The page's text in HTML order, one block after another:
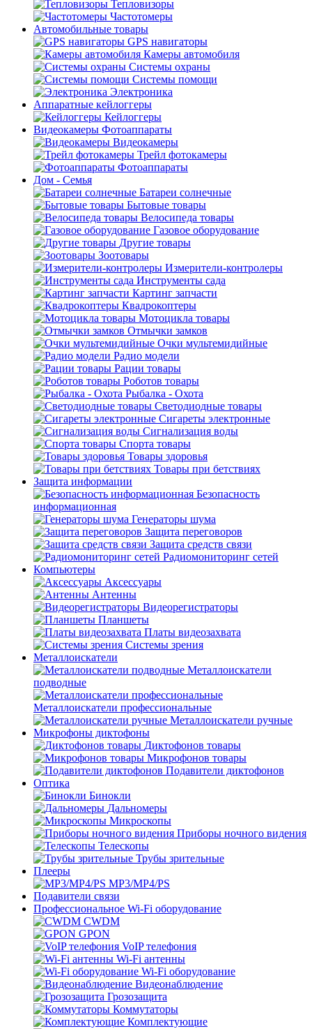
Тепловизоры
Частотомеры
Автомобильные товары
GPS навигаторы
Камеры автомобиля
Системы охраны
Системы помощи
Электроника
Аппаратные кейлоггеры
Кейлоггеры
Видеокамеры Фотоаппараты
Видеокамеры
Трейл фотокамеры
Фотоаппараты
Дом - Семья
Батареи солнечные
Бытовые товары
Велосипеда товары
Газовое оборудование
Другие товары
Зоотовары
Измерители-контролеры
Инструменты сада
Картинг запчасти
Квадрокоптеры
Мотоцикла товары
Отмычки замков
Очки мультемидийные
Радио модели
Рации товары
Роботов товары
Рыбалка - Охота
Светодиодные товары
Сигареты электронные
Сигнализация воды
Спорта товары
Товары здоровья
Товары при бетствиях
Защита информации
Безопасность
информационная
Генераторы шума
Защита переговоров
Защита средств связи
Радиомониторинг сетей
Компьютеры
Аксессуары
Антенны
Видеорегистраторы
Планшеты
Платы видеозахвата
Системы зрения
Металлоискатели
Металлоискатели
подводные
Металлоискатели профессиональные
Металлоискатели ручные
Микрофоны диктофоны
Диктофонов товары
Микрофонов товары
Подавители диктофонов
Оптика
Бинокли
Дальномеры
Микроскопы
Приборы ночного видения
Телескопы
Трубы зрительные
Плееры
MP3/MP4/PS
Подавители связи
Профессиональное Wi-Fi оборудование
CWDM
GPON
VoIP телефония
Wi-Fi антенны
Wi-Fi оборудование
Видеонаблюдение
Грозозащита
Коммутаторы
Комплектующие